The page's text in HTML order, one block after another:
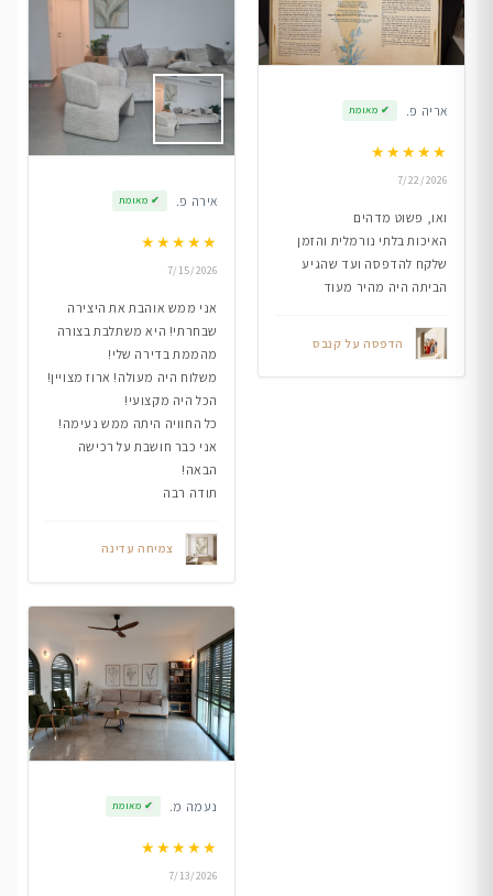
אריה פ. ✔ מאומת
★★★★★
7/22/2026
ואו, פשוט מדהים
האיכות בלתי נורמלית והזמן
שלקח להדפסה ועד שהגיע
הביתה היה מהיר מעוד
הדפסה על קנבס
אירה פ. ✔ מאומת
★★★★★
7/15/2026
אני ממש אוהבת את היצירה
שבחרתי! היא משתלבת בצורה
מהממת בדירה שלי!
משלוח היה מעולה! ארוז מצויין!
הכל היה מקצועי!
כל החוויה היתה ממש נעימה!
אני כבר חושבת על רכישה
הבאה!
תודה רבה
צמיחה עדינה
נעמה מ. ✔ מאומת
★★★★★
7/13/2026